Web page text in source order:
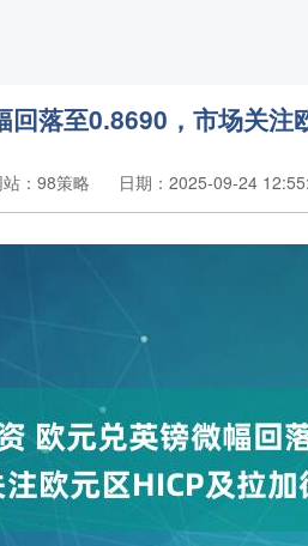
落至0.8690，市场关注
站：98策略 日期：2025-09-24